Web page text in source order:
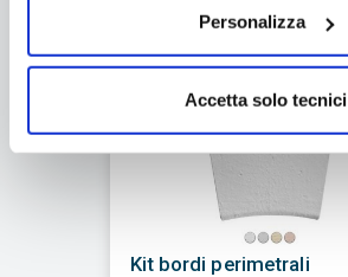
Personalizza
Accetta solo tecnici
Q.tà -
Kit bordi perimetrali